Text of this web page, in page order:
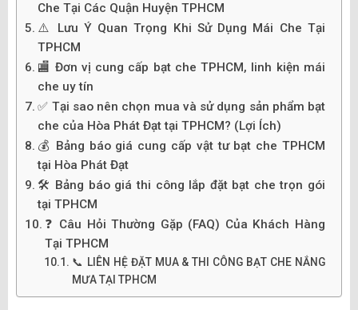
Che Tại Các Quận Huyện TPHCM
⚠️ Lưu Ý Quan Trọng Khi Sử Dụng Mái Che Tại
TPHCM
🏬 Đơn vị cung cấp bạt che TPHCM, linh kiện mái
che uy tín
✅ Tại sao nên chọn mua và sử dụng sản phẩm bạt
che của Hòa Phát Đạt tại TPHCM? (Lợi Ích)
💰 Bảng báo giá cung cấp vật tư bạt che TPHCM
tại Hòa Phát Đạt
🛠️ Bảng báo giá thi công lắp đặt bạt che trọn gói
tại TPHCM
❓ Câu Hỏi Thường Gặp (FAQ) Của Khách Hàng
Tại TPHCM
📞 LIÊN HỆ ĐẶT MUA & THI CÔNG BẠT CHE NẮNG
MƯA TẠI TPHCM